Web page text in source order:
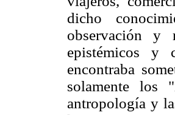
dicho
observación y
epistémicos y
encontraba
solamente los
antropología y